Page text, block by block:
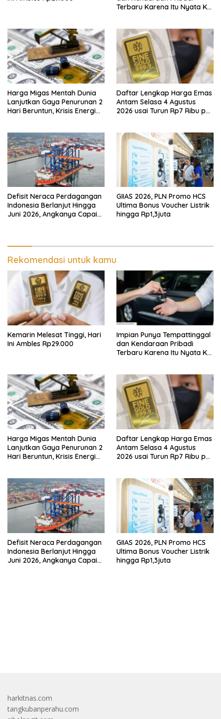
Terbaru Karena Itu Nyata Ke
Harga Migas Mentah Dunia
Lanjutkan Gaya Penurunan 2
Hari Beruntun, Krisis Energi
Daftar Lengkap Harga Emas
Antam Selasa 4 Agustus
2026 usai Turun Rp7 Ribu per
Defisit Neraca Perdagangan
Indonesia Berlanjut Hingga
Juni 2026, Angkanya Capai
GIIAS 2026, PLN Promo HCS
Ultima Bonus Voucher Listrik
hingga Rp1,3juta
Rekomendasi untuk kamu
Kemarin Melesat Tinggi, Hari
Ini Ambles Rp29.000
Impian Punya Tempattinggal
dan Kendaraan Pribadi
Terbaru Karena Itu Nyata Ke
Harga Migas Mentah Dunia
Lanjutkan Gaya Penurunan 2
Hari Beruntun, Krisis Energi
Daftar Lengkap Harga Emas
Antam Selasa 4 Agustus
2026 usai Turun Rp7 Ribu per
Defisit Neraca Perdagangan
Indonesia Berlanjut Hingga
Juni 2026, Angkanya Capai
GIIAS 2026, PLN Promo HCS
Ultima Bonus Voucher Listrik
hingga Rp1,3juta
harkitnas.com
tangkubanperahu.com